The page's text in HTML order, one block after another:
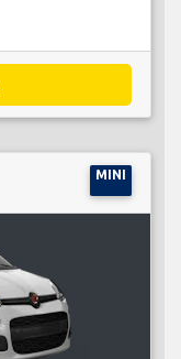
MINI